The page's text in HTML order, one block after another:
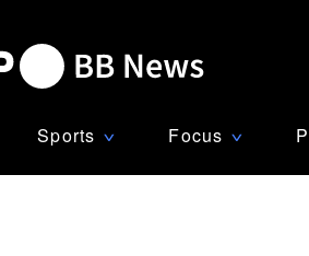
Sports ∨ Focus ∨